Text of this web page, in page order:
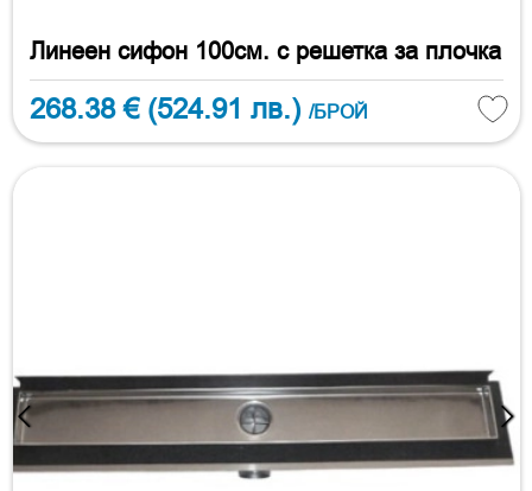
Линеен сифон 100см. с решетка за плочка
268.38 € (524.91 лв.) /БРОЙ